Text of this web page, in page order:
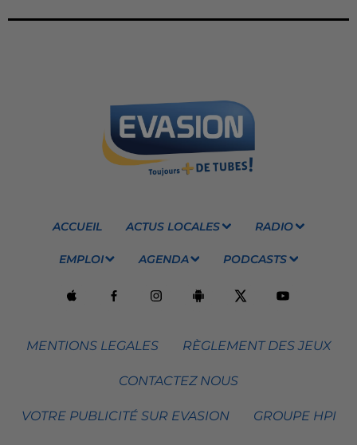
ACCUEIL ACTUS LOCALES RADIO
EMPLOI AGENDA PODCASTS
MENTIONS LEGALES RÈGLEMENT DES JEUX
CONTACTEZ NOUS
VOTRE PUBLICITÉ SUR EVASION GROUPE HPI